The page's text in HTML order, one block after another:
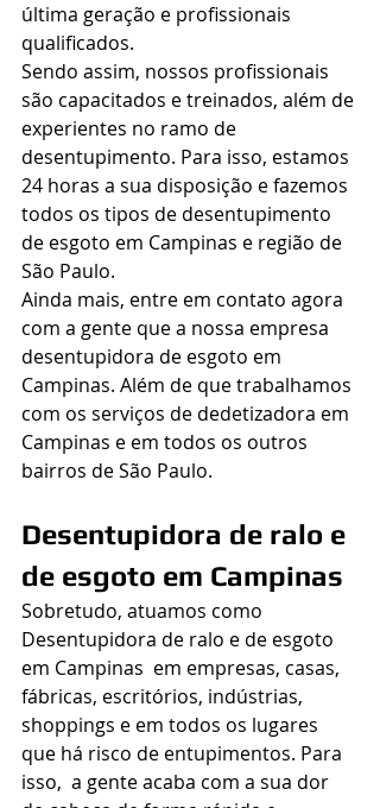
última geração e profissionais
qualificados.
Sendo assim, nossos profissionais
são capacitados e treinados, além de
experientes no ramo de
desentupimento. Para isso, estamos
24 horas a sua disposição e fazemos
todos os tipos de desentupimento
de esgoto em Campinas e região de
São Paulo.
Ainda mais, entre em contato agora
com a gente que a nossa empresa
desentupidora de esgoto em
Campinas. Além de que trabalhamos
com os serviços de dedetizadora em
Campinas e em todos os outros
bairros de São Paulo.
Desentupidora de ralo e
de esgoto em Campinas
Sobretudo, atuamos como
Desentupidora de ralo e de esgoto
em Campinas  em empresas, casas,
fábricas, escritórios, indústrias,
shoppings e em todos os lugares
que há risco de entupimentos. Para
isso,  a gente acaba com a sua dor